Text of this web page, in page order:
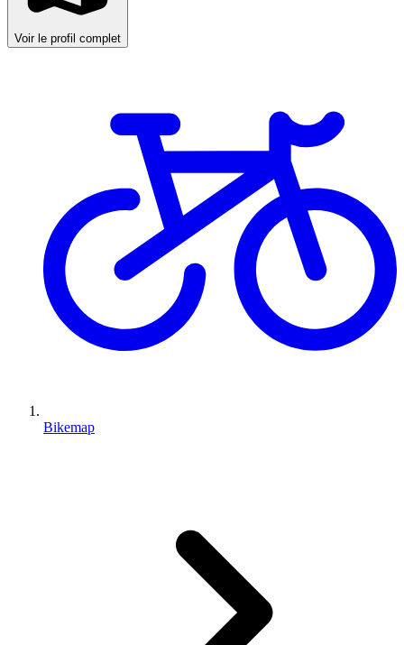
Voir le profil complet
Bikemap